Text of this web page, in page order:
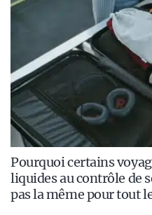
Pourquoi certains
liquides au contrôle de
pas la même pour tout